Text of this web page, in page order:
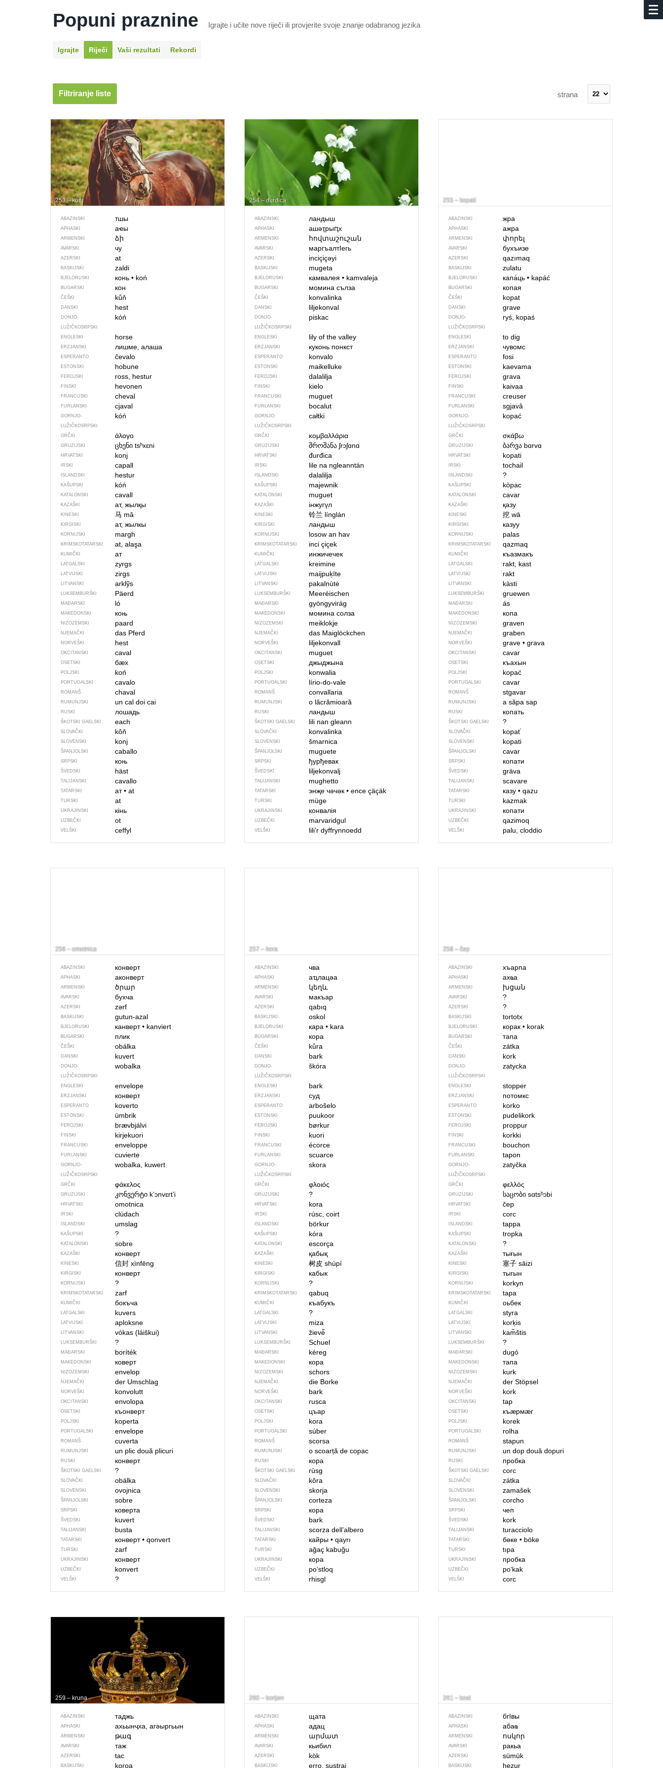
Popuni praznine Igrajte i učite nove riječi ili provjerite svoje znanje odabranog jezika
Igrajte Riječi Vaši rezultati Rekordi
Filtriranje liste strana
253 – konj
ABAZINSKI тшы
APHASKI аҽы
ARMENSKI ձի
AVARSKI чу
AZERSKI at
BASKIJSKI zaldi
BJELORUSKI конь •koń
BUGARSKI кон
ČEŠKI kůň
DANSKI hest
DONJO­
LUŽIČKOSRPSKI
kóń
ENGLESKI horse
ERZJANSKI лишме, алаша
ESPERANTO ĉevalo
ESTONSKI hobune
FEROJSKI ross, hestur
FINSKI hevonen
FRANCUSKI cheval
FURLANSKI cjaval
GORNJO­
LUŽIČKOSRPSKI
kóń
GRČKI άλογο
GRUZIJSKI ცხენი tsʰxɛni
HRVATSKI konj
IRSKI capall
ISLANDSKI hestur
KAŠUPSKI kóń
KATALONSKI cavall
KAZAŠKI ат, жылқы
KINESKI 马 mǎ
KIRGISKI ат, жылкы
KORNIJSKI margh
KRIMSKOTATARSKI at, alaşa
KUMIČKI ат
LATGALSKI zyrgs
LATVIJSKI zirgs
LITVANSKI arklỹs
LUKSEMBURŠKI Päerd
MAĐARSKI ló
MAKEDONSKI коњ
NIZOZEMSKI paard
NJEMAČKI das Pferd
NORVEŠKI hest
OKCITANSKI caval
OSETSKI бӕх
POLJSKI koń
PORTUGALSKI cavalo
ROMANŠ chaval
RUMUNJSKI un cal doi cai
RUSKI лошадь
ŠKOTSKI GAELSKI each
SLOVAČKI kôň
SLOVENSKI konj
ŠPANJOLSKI caballo
SRPSKI коњ
ŠVEDSKI häst
TALIJANSKI cavallo
TATARSKI ат•at
TURSKI at
UKRAJINSKI кінь
UZBEČKI ot
VELŠKI ceffyl
254 – đurđica
ABAZINSKI ландыш
APHASKI ашәҭрыԥх
ARMENSKI հովտաշուշան
AVARSKI маргъалтIегь
AZERSKI inciçiçəyi
BASKIJSKI mugeta
BJELORUSKI камвалея • kamvaleja
BUGARSKI момина сълза
ČEŠKI konvalinka
DANSKI liljekonval
DONJO­
LUŽIČKOSRPSKI
piskac
ENGLESKI lily of the valley
ERZJANSKI куконь понкст
ESPERANTO konvalo
ESTONSKI maikelluke
FEROJSKI dalalilja
FINSKI kielo
FRANCUSKI muguet
FURLANSKI bocalut
GORNJO­
LUŽIČKOSRPSKI
całtki
GRČKI κομβαλλάρια
GRUZIJSKI შროშანა ʃrɔʃɑnɑ
HRVATSKI đurđica
IRSKI lile na ngleanntán
ISLANDSKI dalalilja
KAŠUPSKI majewnik
KATALONSKI muguet
KAZAŠKI інжугүл
KINESKI 铃兰 línglán
KIRGISKI ландыш
KORNIJSKI losow an hav
KRIMSKOTATARSKI inci çiçek
KUMIČKI инжичечек
LATGALSKI kreimine
LATVIJSKI maijpuķīte
LITVANSKI pakalnùtė
LUKSEMBURŠKI Meeréischen
MAĐARSKI gyöngyvirág
MAKEDONSKI момина солза
NIZOZEMSKI meiklokje
NJEMAČKI das Maiglöckchen
NORVEŠKI liljekonvall
OKCITANSKI muguet
OSETSKI джыджына
POLJSKI konwalia
PORTUGALSKI lírio-do-vale
ROMANŠ convallaria
RUMUNJSKI o lăcrămioară
RUSKI ландыш
ŠKOTSKI GAELSKI lili nan gleann
SLOVAČKI konvalinka
SLOVENSKI šmarnica
ŠPANJOLSKI muguete
SRPSKI ђурђевак
ŠVEDSKI liljekonvalj
TALIJANSKI mughetto
TATARSKI энҗе чәчәк • ence çäçäk
TURSKI müge
UKRAJINSKI конвалія
UZBEČKI marvaridgul
VELŠKI lili’r dyffrynnoedd
255 – kopati
ABAZINSKI жра
APHASKI ажра
ARMENSKI փորել
AVARSKI бухъизе
AZERSKI qazımaq
BASKIJSKI zulatu
BJELORUSKI капа́ць• kapáć
BUGARSKI копая
ČEŠKI kopat
DANSKI grave
DONJO­
LUŽIČKOSRPSKI
ryś, kopaś
ENGLESKI to dig
ERZJANSKI чувомс
ESPERANTO fosi
ESTONSKI kaevama
FEROJSKI grava
FINSKI kaivaa
FRANCUSKI creuser
FURLANSKI sgjavâ
GORNJO­
LUŽIČKOSRPSKI
kopać
GRČKI σκάβω
GRUZIJSKI ბარვა bɑrvɑ
HRVATSKI kopati
IRSKI tochail
ISLANDSKI ?
KAŠUPSKI kòpac
KATALONSKI cavar
KAZAŠKI қазу
KINESKI 挖wā
KIRGISKI казуу
KORNIJSKI palas
KRIMSKOTATARSKI qazmaq
KUMIČKI къазмакъ
LATGALSKI rakt, kast
LATVIJSKI rakt
LITVANSKI kàsti
LUKSEMBURŠKI gruewen
MAĐARSKI ás
MAKEDONSKI копа
NIZOZEMSKI graven
NJEMAČKI graben
NORVEŠKI grave• grava
OKCITANSKI cavar
OSETSKI къахын
POLJSKI kopać
PORTUGALSKI cavar
ROMANŠ stgavar
RUMUNJSKI a săpasap
RUSKI копать
ŠKOTSKI GAELSKI ?
SLOVAČKI kopať
SLOVENSKI kopati
ŠPANJOLSKI cavar
SRPSKI копати
ŠVEDSKI gräva
TALIJANSKI scavare
TATARSKI казу• qazu
TURSKI kazmak
UKRAJINSKI копати
UZBEČKI qazimoq
VELŠKI palu, cloddio
256 – omotnica
ABAZINSKI конверт
APHASKI аконверт
ARMENSKI ծրար
AVARSKI бухча
AZERSKI zərf
BASKIJSKI gutun-azal
BJELORUSKI канверт•kanviert
BUGARSKI плик
ČEŠKI obálka
DANSKI kuvert
DONJO­
LUŽIČKOSRPSKI
wobalka
ENGLESKI envelope
ERZJANSKI конверт
ESPERANTO koverto
ESTONSKI ümbrik
FEROJSKI brævbjálvi
FINSKI kirjekuori
FRANCUSKI enveloppe
FURLANSKI cuvierte
GORNJO­
LUŽIČKOSRPSKI
wobalka, kuwert
GRČKI φάκελος
GRUZIJSKI კონვერტი kʼɔnvɛrtʼi
HRVATSKI omotnica
IRSKI clúdach
ISLANDSKI umslag
KAŠUPSKI ?
KATALONSKI sobre
KAZAŠKI конверт
KINESKI 信封 xìnfēng
KIRGISKI конверт
KORNIJSKI ?
KRIMSKOTATARSKI zarf
KUMIČKI бокъча
LATGALSKI kuvers
LATVIJSKI aploksne
LITVANSKI vókas (láiškui)
LUKSEMBURŠKI ?
MAĐARSKI boríték
MAKEDONSKI коверт
NIZOZEMSKI envelop
NJEMAČKI der Umschlag
NORVEŠKI konvolutt
OKCITANSKI envolopa
OSETSKI къонверт
POLJSKI koperta
PORTUGALSKI envelope
ROMANŠ cuverta
RUMUNJSKI un plic două plicuri
RUSKI конверт
ŠKOTSKI GAELSKI ?
SLOVAČKI obálka
SLOVENSKI ovojnica
ŠPANJOLSKI sobre
SRPSKI коверта
ŠVEDSKI kuvert
TALIJANSKI busta
TATARSKI конверт•qonvert
TURSKI zarf
UKRAJINSKI конверт
UZBEČKI konvert
VELŠKI ?
257 – kora
ABAZINSKI чва
APHASKI аҵлацәа
ARMENSKI կեղև
AVARSKI макъар
AZERSKI qabıq
BASKIJSKI oskol
BJELORUSKI кара • kara
BUGARSKI кора
ČEŠKI kůra
DANSKI bark
DONJO­
LUŽIČKOSRPSKI
škóra
ENGLESKI bark
ERZJANSKI суд
ESPERANTO arboŝelo
ESTONSKI puukoor
FEROJSKI børkur
FINSKI kuori
FRANCUSKI écorce
FURLANSKI scuarce
GORNJO­
LUŽIČKOSRPSKI
skora
GRČKI φλοιός
GRUZIJSKI ?
HRVATSKI kora
IRSKI rúsc, coirt
ISLANDSKI börkur
KAŠUPSKI kóra
KATALONSKI escorça
KAZAŠKI қабық
KINESKI 树皮 shùpí
KIRGISKI кабык
KORNIJSKI ?
KRIMSKOTATARSKI qabuq
KUMIČKI къабукъ
LATGALSKI ?
LATVIJSKI miza
LITVANSKI žievė̃
LUKSEMBURŠKI Schuel
MAĐARSKI kéreg
MAKEDONSKI кора
NIZOZEMSKI schors
NJEMAČKI die Borke
NORVEŠKI bark
OKCITANSKI rusca
OSETSKI цъар
POLJSKI kora
PORTUGALSKI súber
ROMANŠ scorsa
RUMUNJSKI o scoarță de copac
RUSKI кора
ŠKOTSKI GAELSKI rùsg
SLOVAČKI kôra
SLOVENSKI skorja
ŠPANJOLSKI corteza
SRPSKI кора
ŠVEDSKI bark
TALIJANSKI scorza dell’albero
TATARSKI кайры • qayrı
TURSKI ağaç kabuğu
UKRAJINSKI кора
UZBEČKI poʻstloq
VELŠKI rhisgl
258 – čep
ABAZINSKI хъарпа
APHASKI ахҩа
ARMENSKI խցան
AVARSKI ?
AZERSKI ?
BASKIJSKI tortotx
BJELORUSKI корак• korak
BUGARSKI тапа
ČEŠKI zátka
DANSKI kork
DONJO­
LUŽIČKOSRPSKI
zatycka
ENGLESKI stopper
ERZJANSKI потомкс
ESPERANTO korko
ESTONSKI pudelikork
FEROJSKI proppur
FINSKI korkki
FRANCUSKI bouchon
FURLANSKI tapon
GORNJO­
LUŽIČKOSRPSKI
zatyčka
GRČKI φελλός
GRUZIJSKI საცობიsɑtsʰɔbi
HRVATSKI čep
IRSKI corc
ISLANDSKI tappa
KAŠUPSKI tropka
KATALONSKI ?
KAZAŠKI тығын
KINESKI 塞子sāizi
KIRGISKI тыгын
KORNIJSKI korkyn
KRIMSKOTATARSKI tapa
KUMIČKI оьбек
LATGALSKI styra
LATVIJSKI korķis
LITVANSKI kam̃štis
LUKSEMBURŠKI ?
MAĐARSKI dugó
MAKEDONSKI тапа
NIZOZEMSKI kurk
NJEMAČKI der Stöpsel
NORVEŠKI kork
OKCITANSKI tap
OSETSKI къӕрмӕг
POLJSKI korek
PORTUGALSKI rolha
ROMANŠ stapun
RUMUNJSKI un dopdouă dopuri
RUSKI пробка
ŠKOTSKI GAELSKI corc
SLOVAČKI zátka
SLOVENSKI zamašek
ŠPANJOLSKI corcho
SRPSKI чеп
ŠVEDSKI kork
TALIJANSKI turacciolo
TATARSKI бөке• böke
TURSKI tıpa
UKRAJINSKI пробка
UZBEČKI po‘kak
VELŠKI corc
259 – kruna
ABAZINSKI таджь
APHASKI ахьынҷха, агәыргьын
ARMENSKI թագ
AVARSKI таж
AZERSKI tac
BASKIJSKI koroa
260 – korijen
ABAZINSKI щата
APHASKI адац
ARMENSKI արմատ
AVARSKI кьибил
AZERSKI kök
BASKIJSKI erro, sustrai
261 – kost
ABAZINSKI бгIвы
APHASKI абаҩ
ARMENSKI ոսկոր
AVARSKI ракьа
AZERSKI sümük
BASKIJSKI hezur